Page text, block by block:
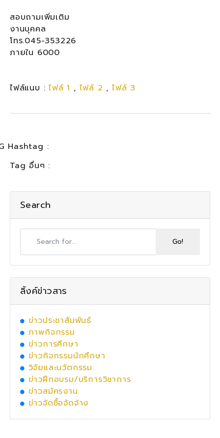
สอบถามเพิ่มเติม
งานบุคคล
โทร.045-353226
ภายใน 6000
ไฟล์แนบ :ไฟล์ 1 , ไฟล์ 2 ,ไฟล์ 3
Hashtag :
Tag อื่นๆ :
Search
ลิ้งค์ข่าวสาร
ข่าวประชาสัมพันธ์
ภาพกิจกรรม
ข่าวการศึกษา
ข่าวกิจกรรมนักศึกษา
วิจัยและนวัตกรรม
ข่าวฝึกอบรม/บริการวิชาการ
ข่าวสมัครงาน
ข่าวจัดซื้อจัดจ้าง